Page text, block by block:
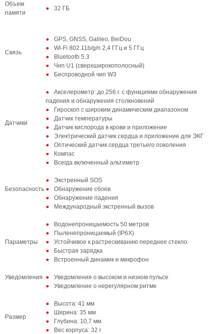
Объем
памяти
32 ГБ
Связь
GPS, GNSS, Galileo, BeiDou
Wi-Fi 802.11b/g/n 2,4 ГГц и 5 ГГц
Bluetooth 5.3
Чип U1 (сверхширокополосный)
Беспроводной чип W3
Датчики
Акселерометр: до 256 г. с функциями обнаружения
падения и обнаружения столкновений
Гироскоп с широким динамическим диапазоном
Датчик температуры
Датчик кислорода в крови и приложение
Электрический датчик сердца и приложение для ЭКГ
Оптический датчик сердца третьего поколения
Компас
Всегда включенный альтиметр
Безопасность
Экстренный SOS
Обнаружение сбоев
Обнаружение падения
Международный экстренный вызов
Параметры
Водонепроницаемость 50 метров
Пыленепроницаемый (IP6X)
Устойчивое к растрескиванию переднее стекло
Быстрая зарядка
Встроенный динамик и микрофон
Уведомления
Уведомления о высоком и низком пульсе
Уведомление о нерегулярном ритме
Размер
Высота: 41 мм
Ширина: 35 мм
Глубина: 10,7 мм
Вес корпуса: 32 г